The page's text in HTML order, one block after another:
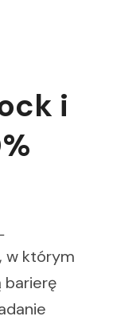
i
, w którym
barierę